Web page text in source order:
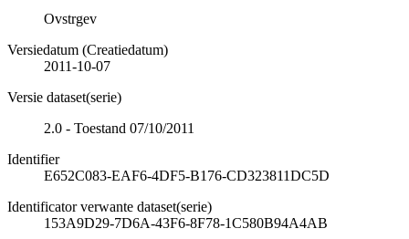
Ovstrgev
Versiedatum (Creatiedatum)
2011-10-07
Versie dataset(serie)
2.0 - Toestand 07/10/2011
Identifier
E652C083-EAF6-4DF5-B176-CD323811DC5D
Identificator verwante dataset(serie)
153A9D29-7D6A-43F6-8F78-1C580B94A4AB